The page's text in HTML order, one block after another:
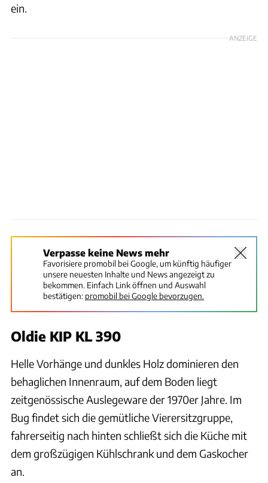
ein.
ANZEIGE
Verpasse keine News mehr
Favorisiere promobil bei Google, um künftig häufiger
unsere neuesten Inhalte und News angezeigt zu
bekommen. Einfach Link öffnen und Auswahl
bestätigen: promobil bei Google bevorzugen.
Oldie KIP KL 390
Helle Vorhänge und dunkles Holz dominieren den
behaglichen Innenraum, auf dem Boden liegt
zeitgenössische Auslegeware der 1970er Jahre. Im
Bug findet sich die gemütliche Vierersitzgruppe,
fahrerseitig nach hinten schließt sich die Küche mit
dem großzügigen Kühlschrank und dem Gaskocher
an.